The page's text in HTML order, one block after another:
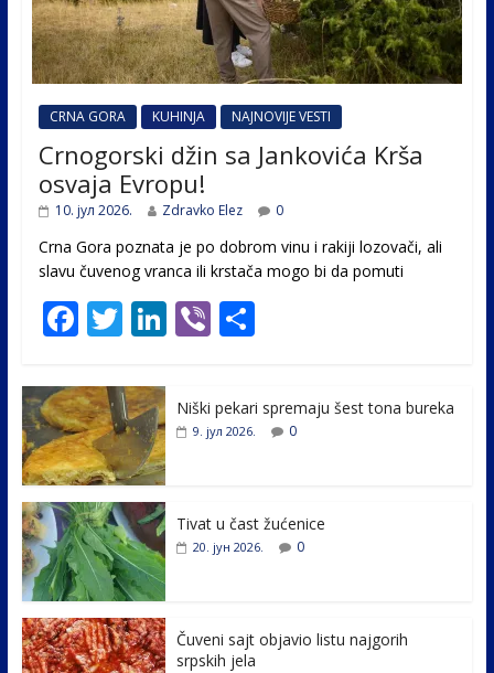
CRNA GORA KUHINJA NAJNOVIJE VESTI
Crnogorski džin sa Jankovića Krša
osvaja Evropu!
10. јул 2026. Zdravko Elez 0
Crna Gora poznata je po dobrom vinu i rakiji lozovači, ali
slavu čuvenog vranca ili krstača mogo bi da pomuti
F
e
b
o
o
k
T
itt
er
Li
e
Vi
er
S
e
Niški pekari spremaju šest tona bureka
9. јул 2026. 0
Tivat u čast žućenice
20. јун 2026. 0
Čuveni sajt objavio listu najgorih
srpskih jela